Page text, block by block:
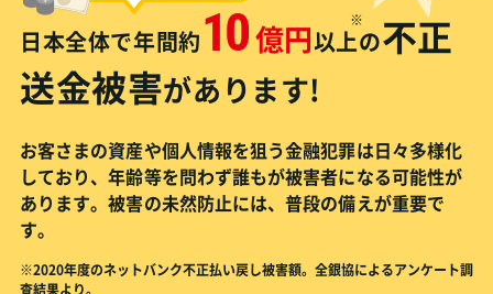
日本全体で年間約10 億円以上
※
の不正
送金被害があります!
お客さまの資産や個人情報を狙う金融犯罪は日々多様化
しており、年齢等を問わず誰もが被害者になる可能性が
あります。被害の未然防止には、普段の備えが重要で
す。
※2020年度のネットバンク不正払い戻し被害額。全銀協によるアンケート調
査結果より。